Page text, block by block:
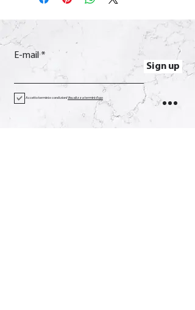
E-mail
Sign up
Accetto termini e condizioniVisualizza termini d'uso